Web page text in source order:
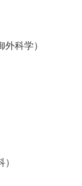
科学）